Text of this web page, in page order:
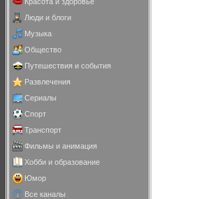
Люди и блоги
Музыка
Общество
Путешествия и события
Развлечения
Сериалы
Спорт
Транспорт
Фильмы и анимация
Хобби и образование
Юмор
Все каналы